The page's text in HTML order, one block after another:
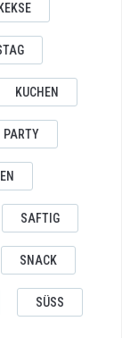
KEKSE
KUCHEN
PARTY
SAFTIG
SNACK
SÜSS